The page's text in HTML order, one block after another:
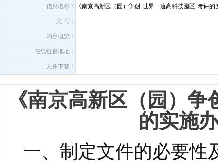
信息名称： 《南京高新区（园）争创"世界一流高科技园区"考评的
文 号：
内容概览：
在线链接地址：
文件下载：
《南京高新区（园）
的实施
一、制定文件的必要性